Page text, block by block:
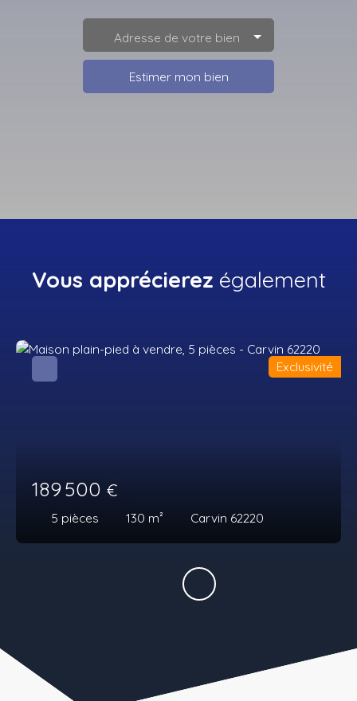
Adresse de votre bien
Estimer mon bien
Vous apprécierez également
189 500 €
5 pièces 130 m² Carvin 62220
Exclusivité